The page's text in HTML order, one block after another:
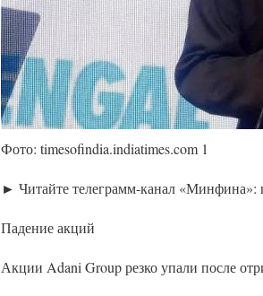
Фото: timesofindia.indiatimes.com 1
► Читайте телеграмм-канал «Минфина»:
Падение акций
Акции Adani Group резко упали после